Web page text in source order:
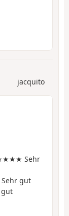
jacquito
Sehr
gut